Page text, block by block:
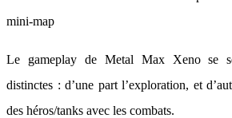
mini-map
Le gameplay de Metal Max Xeno se
distinctes : d’une part l’exploration, et
des héros/tanks avec les combats.